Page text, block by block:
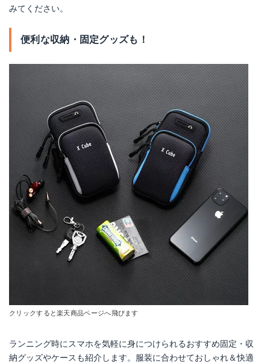
みてください。
便利な収納・固定グッズも！
クリックすると楽天商品ページへ飛びます
ランニング時にスマホを気軽に身につけられるおすすめ固定・収
納グッズやケースも紹介します。服装に合わせておしゃれ＆快適